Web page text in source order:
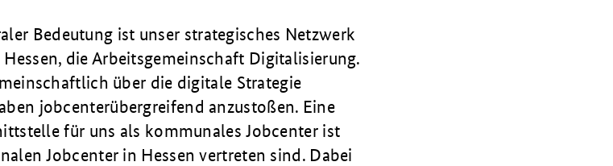
Bedeutung ist unser strategisches Netzwerk
die Arbeitsgemeinschaft Digitalisierung.
über die digitale Strategie
jobcenterübergreifend anzustoßen. Eine
für uns als kommunales Jobcenter ist
Jobcenter in Hessen vertreten sind. Dabei